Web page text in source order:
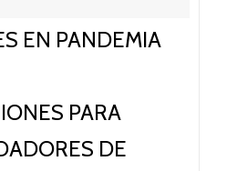
frecuentes
EN PANDEMIA
PARA
DE